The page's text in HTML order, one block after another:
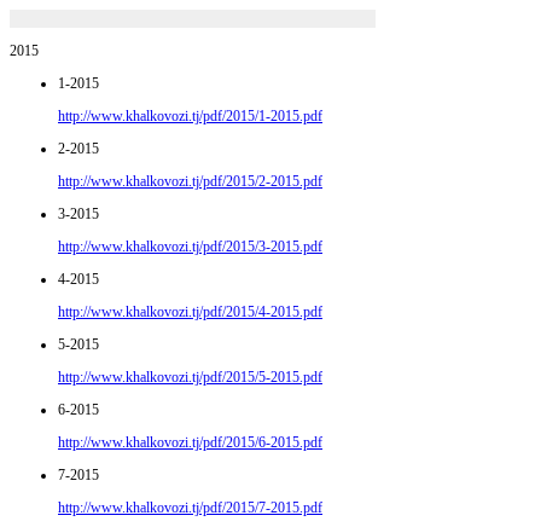
2015
1-2015
http://www.khalkovozi.tj/pdf/2015/1-2015.pdf
2-2015
http://www.khalkovozi.tj/pdf/2015/2-2015.pdf
3-2015
http://www.khalkovozi.tj/pdf/2015/3-2015.pdf
4-2015
http://www.khalkovozi.tj/pdf/2015/4-2015.pdf
5-2015
http://www.khalkovozi.tj/pdf/2015/5-2015.pdf
6-2015
http://www.khalkovozi.tj/pdf/2015/6-2015.pdf
7-2015
http://www.khalkovozi.tj/pdf/2015/7-2015.pdf